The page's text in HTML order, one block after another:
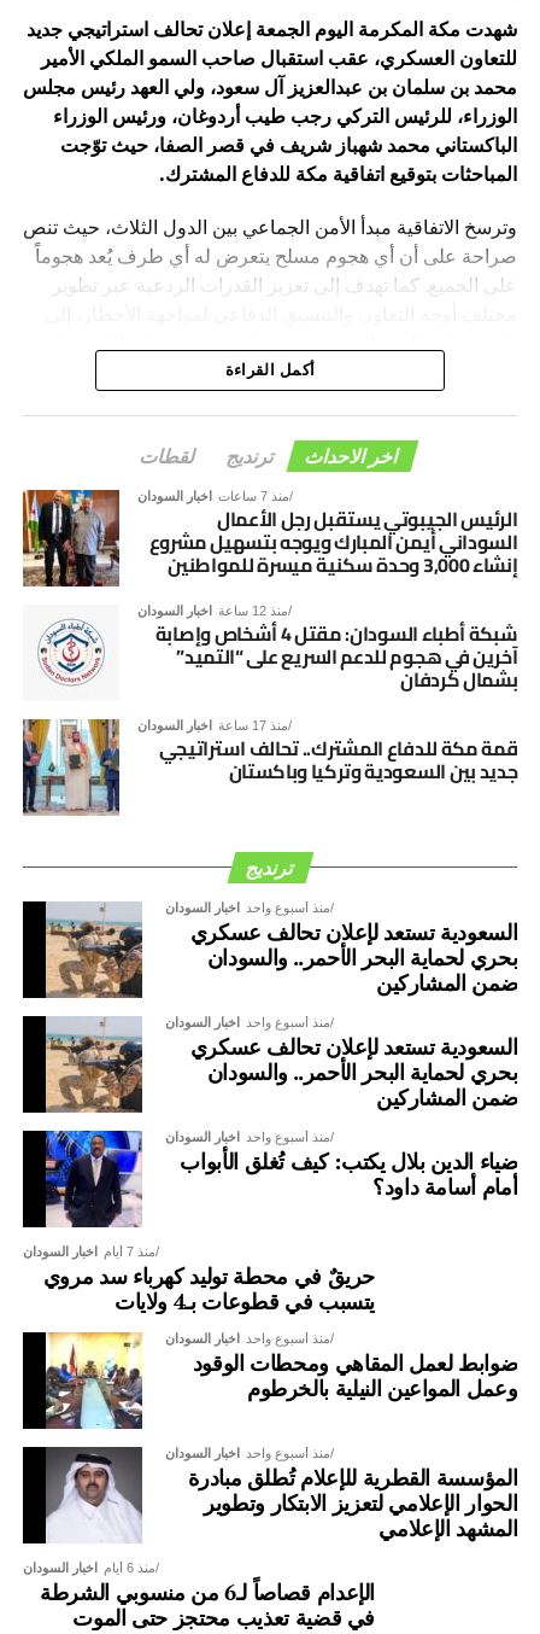
شهدت مكة المكرمة اليوم الجمعة إعلان تحالف استراتيجي جديد
للتعاون العسكري، عقب استقبال صاحب السمو الملكي الأمير
محمد بن سلمان بن عبدالعزيز آل سعود، ولي العهد رئيس مجلس
الوزراء، للرئيس التركي رجب طيب أردوغان، ورئيس الوزراء
الباكستاني محمد شهباز شريف في قصر الصفا، حيث توّجت
المباحثات بتوقيع اتفاقية مكة للدفاع المشترك.
وترسخ الاتفاقية مبدأ الأمن الجماعي بين الدول الثلاث، حيث تنص
صراحة على أن أي هجوم مسلح يتعرض له أي طرف يُعد هجوماً
على الجميع. كما تهدف إلى تعزيز القدرات الردعية عبر تطوير
والسلام في المنطقة والعالم.أكمل القراءة
اخر الاحداث ترنديج لقطات
اخبار السودان منذ 7 ساعات
الرئيس الجيبوتي يستقبل رجل الأعمال
السوداني أيمن المبارك ويوجه بتسهيل مشروع
إنشاء 3,000 وحدة سكنية ميسرة للمواطنين
اخبار السودان منذ 12 ساعة
شبكة أطباء السودان: مقتل 4 أشخاص وإصابة
آخرين في هجوم للدعم السريع على “التميد”
بشمال كردفان
اخبار السودان منذ 17 ساعة
قمة مكة للدفاع المشترك.. تحالف استراتيجي
جديد بين السعودية وتركيا وباكستان
ترنديج
اخبار السودان منذ أسبوع واحد
السعودية تستعد لإعلان تحالف عسكري
بحري لحماية البحر الأحمر.. والسودان
ضمن المشاركين
اخبار السودان منذ أسبوع واحد
السعودية تستعد لإعلان تحالف عسكري
بحري لحماية البحر الأحمر.. والسودان
ضمن المشاركين
اخبار السودان منذ أسبوع واحد
ضياء الدين بلال يكتب: كيف تُغلق الأبواب
أمام أسامة داود؟
اخبار السودان منذ 7 أيام
حريقٌ في محطة توليد كهرباء سد مروي
يتسبب في قطوعات بـ4 ولايات
اخبار السودان منذ أسبوع واحد
ضوابط لعمل المقاهي ومحطات الوقود
وعمل المواعين النيلية بالخرطوم
اخبار السودان منذ أسبوع واحد
المؤسسة القطرية للإعلام تُطلق مبادرة
الحوار الإعلامي لتعزيز الابتكار وتطوير
المشهد الإعلامي
اخبار السودان منذ 6 أيام
الإعدام قصاصاً لـ6 من منسوبي الشرطة
في قضية تعذيب محتجز حتى الموت